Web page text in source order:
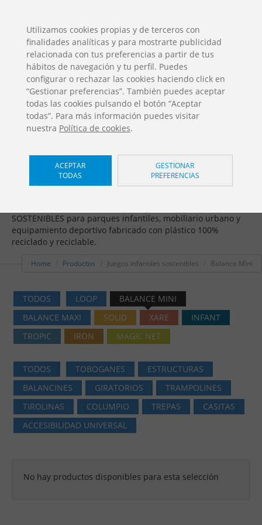
DESCARGAS
Catálogos Jolas
Juegos infantiles sostenibles /
Balance Mini
SOSTENIBLES para parques infantiles, mobiliario urbano y
equipamiento deportivo fabricado con plástico 100%
reciclado y reciclable.
Home Productos Juegos infantiles sostenibles Balance Mini
TODOS LOOP
BALANCE MINI
BALANCE MAXI
SOLID XARE
INFANT
TROPIC
IRON MAGIC NET
TODOS TOBOGANES
ESTRUCTURAS
BALANCINES
GIRATORIOS
TRAMPOLINES
TIROLINAS
COLUMPIO TREPAS
CASITAS
ACCESIBILIDAD UNIVERSAL
No hay productos disponibles para esta selección
Utilizamos cookies propias y de terceros con
finalidades analíticas y para mostrarte publicidad
relacionada con tus preferencias a partir de tus
hábitos de navegación y tu perfil. Puedes
configurar o rechazar las cookies haciendo click en
“Gestionar preferencias”. También puedes aceptar
todas las cookies pulsando el botón “Aceptar
todas”. Para más información puedes visitar
nuestra Política de cookies.
ACEPTAR
TODAS
GESTIONAR
PREFERENCIAS